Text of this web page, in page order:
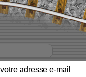
votre adresse e-mail